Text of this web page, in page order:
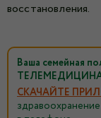
восстановления.
Ваша семейная
СКАЧАЙТЕ